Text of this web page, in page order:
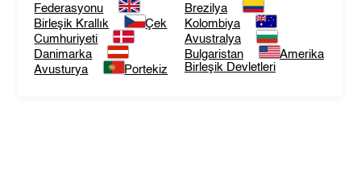
Federasyonu
Birleşik Krallık
Çek
Cumhuriyeti
Danimarka
Avusturya
Portekiz
Brezilya
Kolombiya
Avustralya
Bulgaristan
Amerika
Birleşik Devletleri